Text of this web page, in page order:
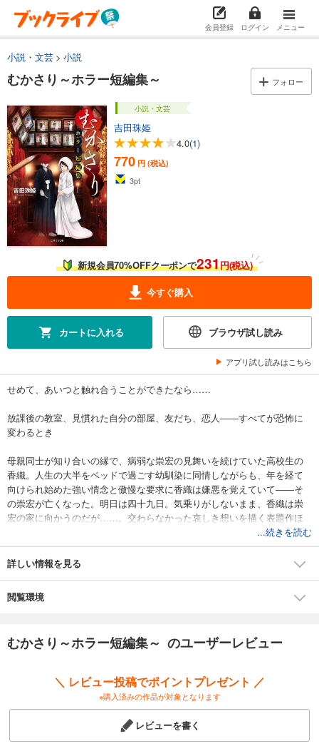
会員登録 ログイン メニュー
小説・文芸 小説
むかさり～ホラー短編集～ フォロー
小説・文芸
吉田珠姫
4.0(1)
770 円 (税込)
3pt
新規会員70%OFFクーポンで231円(税込)
今すぐ購入
カートに入れる ブラウザ試し読み
アプリ試し読みはこちら
せめて、あいつと触れ合うことができたなら……
放課後の教室、見慣れた自分の部屋、友だち、恋人――すべてが恐怖に
変わるとき
母親同士が知り合いの縁で、病弱な崇宏の見舞いを続けていた高校生の
香織。人生の大半をベッドで過ごす幼馴染に同情しながらも、年を経て
向けられ始めた強い情念と傲慢な要求に香織は嫌悪を覚えていて――そ
の崇宏が亡くなった。明日は四十九日。気乗りがしないまま、香織は崇
宏の家に向かうのだが……。交わらなかった哀しき想いを描く表題作ほ
か、何気ない日常で起こる、切なくも恐ろしい青春ホラー短編集。
光野ひかる・装画
...続きを読む
詳しい情報を見る
閲覧環境
むかさり～ホラー短編集～ のユーザーレビュー
＼ レビュー投稿でポイントプレゼント ／
※購入済みの作品が対象となります
レビューを書く